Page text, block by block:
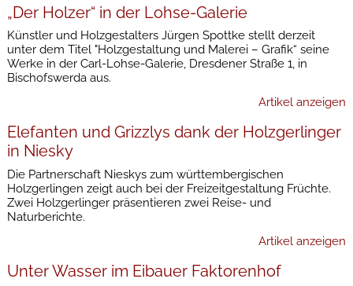
„Der Holzer“ in der Lohse-Galerie
Künstler und Holzgestalters Jürgen Spottke stellt derzeit
unter dem Titel "Holzgestaltung und Malerei – Grafik“ seine
Werke in der Carl-Lohse-Galerie, Dresdener Straße 1, in
Bischofswerda aus.
Artikel anzeigen
Elefanten und Grizzlys dank der Holzgerlinger
in Niesky
Die Partnerschaft Nieskys zum württembergischen
Holzgerlingen zeigt auch bei der Freizeitgestaltung Früchte.
Zwei Holzgerlinger präsentieren zwei Reise- und
Naturberichte.
Artikel anzeigen
Unter Wasser im Eibauer Faktorenhof